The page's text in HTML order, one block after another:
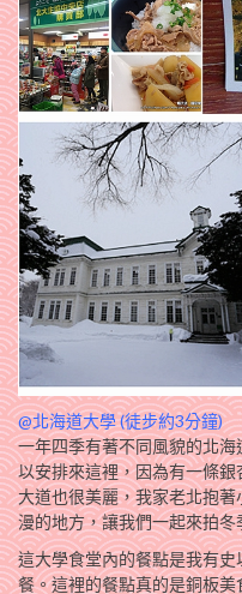
@北海道大學 (徒步約3分鐘)
一年四季有著不同風貌的北
以安排來這裡，因為有一條
大道也很美麗，我家老北抱
漫的地方，讓我們一起來拍
這大學食堂內的餐點是我有
餐。這裡的餐點真的是銅板